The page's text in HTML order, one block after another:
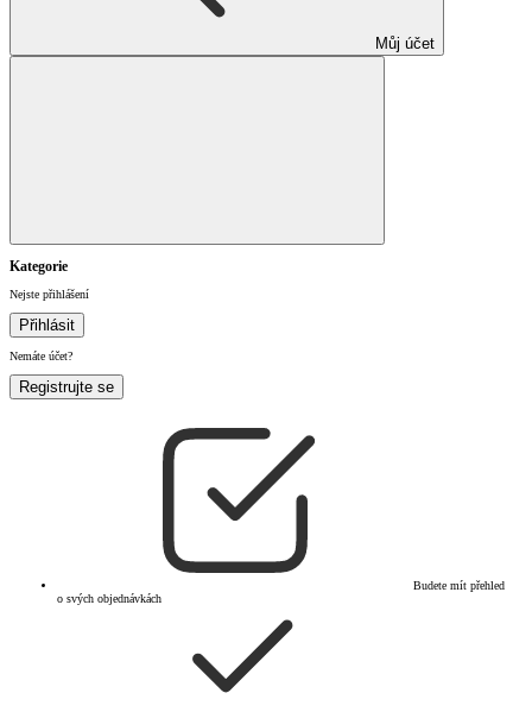
Můj účet
Kategorie
Nejste přihlášení
Přihlásit
Nemáte účet?
Registrujte se
Budete mít přehled
o svých objednávkách